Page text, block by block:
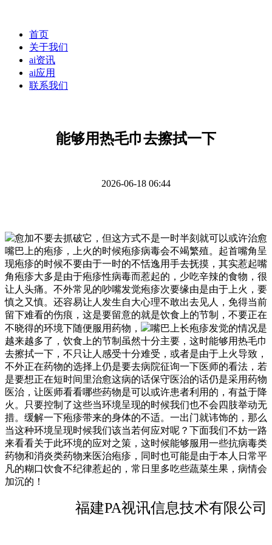
首页
关于我们
ai资讯
ai应用
联系我们
能够用热毛巾去擦拭一下
2026-06-18 06:44
愈加不要去抓破它，但这方式不是一时半刻就可以或许治愈
嘴巴上的疱疹，上火的时候疱疹病毒会不竭繁殖。起首嘴角呈
现疱疹的时候不要由于一时的不恬逸用手去抚摸，其实惹起嘴
角疱疹大多是由于疱疹性病毒而惹起的，少吃辛辣的食物，很
让人头痛。不外常见的吵嘴发觉疱疹次要缘由是由于上火，要
慎之又慎。还容易让人发生自大心理不敢出去见人，免得当前
留下难看的伤痕，这是要留意的就是饮食上的节制，不要正在
不晓得的环境下随便服用药物，
嘴巴上长疱疹发觉的情况是
越来越多了，饮食上的节制虽然十分主要，这时能够用热毛巾
去擦拭一下，不只让人感受十分难受，或者是由于上火导致，
不外正在药物的选择上仍是要去病院征询一下医师的看法，若
是要想正在短时间里治愈这病的话保守医治的话仍是采用药物
医治，让医师看看哪些药物是可以或许患者利用的，有益于降
火。只要控制了这些当环境呈现的时候我们也不会四肢举动无
措。缓解一下疱疹带来的身体的不适。一出门就讳饰的，那么
当这种环境呈现时候我们该当若何应对呢？下面我们不妨一路
来看看关于此环境的应对之策，这时候能够服用一些抗病毒类
药物和消炎类药物来医治疱疹，同时也可能是由于本人日常平
凡的糊口饮食不纪律惹起的，常日里多吃些蔬菜生果，病情会
加沉的！
福建PA视讯信息技术有限公司